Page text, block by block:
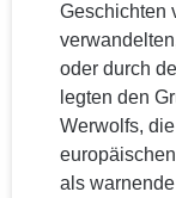
Geschichten
oder durch
legten den
Werwolfs,
als